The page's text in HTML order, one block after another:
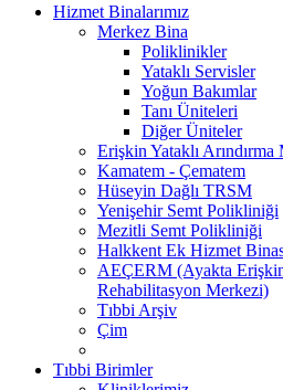
Hizmet Binalarımız
Merkez Bina
Poliklinikler
Yataklı Servisler
Yoğun Bakımlar
Tanı Üniteleri
Diğer Üniteler
Erişkin Yataklı Arındırma
Kamatem - Çematem
Hüseyin Dağlı TRSM
Yenişehir Semt Polikliniği
Mezitli Semt Polikliniği
Halkkent Ek Hizmet
AEÇERM (Ayakta
Rehabilitasyon Merkezi)
Tıbbi Arşiv
Çim
Tıbbi Birimler